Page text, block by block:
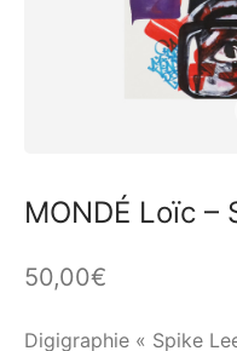
MONDÉ Loïc –
50,00€
Digigraphie « Spike